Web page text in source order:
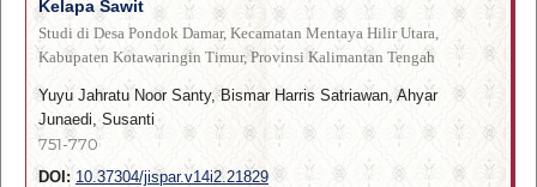
Kelapa Sawit
Studi di Desa Pondok Damar, Kecamatan Mentaya Hilir Utara,
Kabupaten Kotawaringin Timur, Provinsi Kalimantan Tengah
Yuyu Jahratu Noor Santy, Bismar Harris Satriawan, Ahyar
Junaedi, Susanti
751-770
DOI: 10.37304/jispar.v14i2.21829